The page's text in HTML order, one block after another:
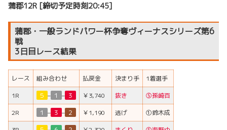
蒲郡12R [締切予定時刻20:45]
蒲郡・一般ランドパワー杯争奪ヴィーナスシリーズ第6
戦
3日目レース結果
レース 組み合わせ 払戻金 決まり手
1着選手
1R
５ – １ – ３ ￥3,740 抜き
⑤孫崎百
2R
１ – ３ – ２ ￥1,190 逃げ
①鈴木成